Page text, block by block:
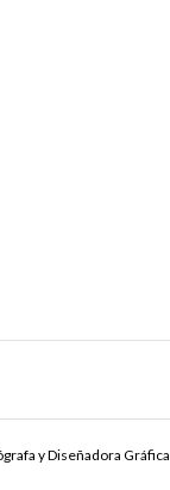
y Diseñadora Gráfica